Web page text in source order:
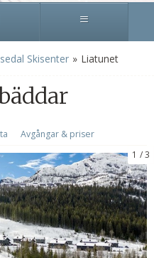
Skisenter » Liatunet
Avgångar & priser
1 3